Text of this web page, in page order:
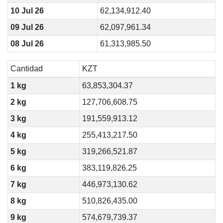
10 Jul 26
62,134,912.40
09 Jul 26
62,097,961.34
08 Jul 26
61,313,985.50
Cantidad
KZT
1 kg
63,853,304.37
2 kg
127,706,608.75
3 kg
191,559,913.12
4 kg
255,413,217.50
5 kg
319,266,521.87
6 kg
383,119,826.25
7 kg
446,973,130.62
8 kg
510,826,435.00
9 kg
574,679,739.37